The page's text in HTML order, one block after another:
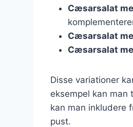
Cæsarsalat
Cæsarsalat
Cæsarsalat
Disse variationer
eksempel kan man
kan man inkludere
pust.